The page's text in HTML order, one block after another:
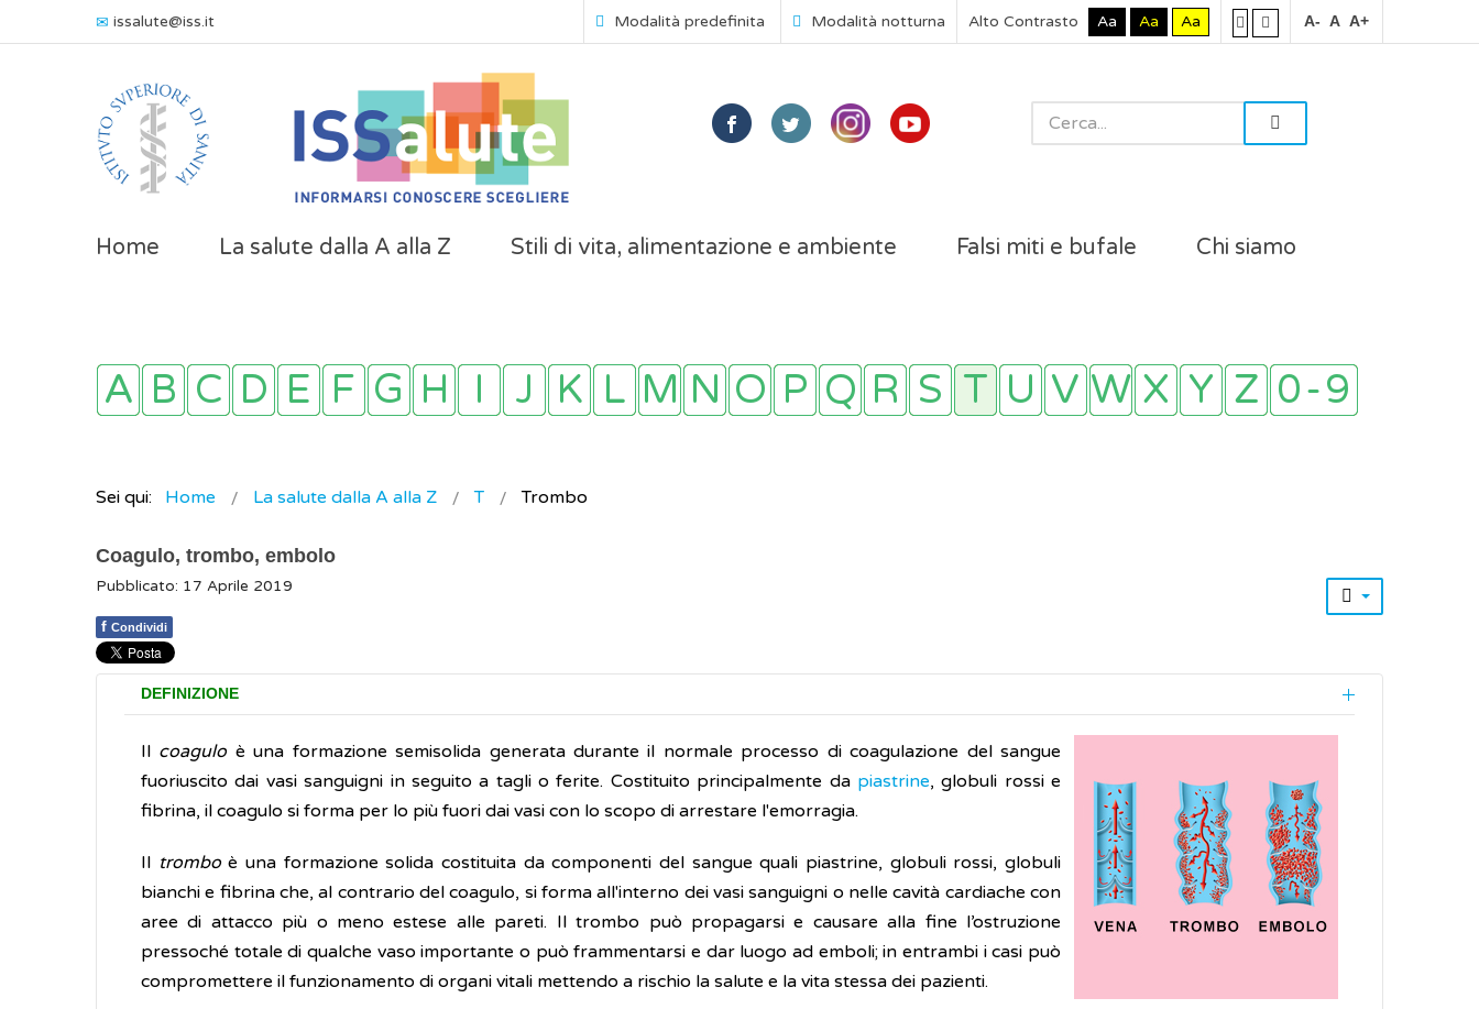
issalute@iss.it Modalità predefinita Modalità notturna Alto Contrasto Aa Aa Aa A- A A+
Home La salute dalla A alla Z Stili di vita, alimentazione e ambiente Falsi miti e bufale Chi siamo
Sei qui: Home La salute dalla A alla Z T Trombo
Coagulo, trombo, embolo
Pubblicato: 17 Aprile 2019
f Condividi
DEFINIZIONE
Il coaguloè una formazione semisolida generata durante il normale processo di coagulazione del sangue
fuoriuscito dai vasi sanguigni in seguito a tagli o ferite. Costituito principalmente da piastrine, globuli rossi e
fibrina, il coagulo si forma per lo più fuori dai vasi con lo scopo di arrestare l'emorragia.
Il tromboè una formazione solida costituita da componenti del sangue quali piastrine, globuli rossi, globuli
bianchi e fibrina che, al contrario del coagulo, si forma all'interno dei vasi sanguigni o nelle cavità cardiache con
aree di attacco più o meno estese alle pareti. Il trombo può propagarsi e causare alla fine l’ostruzione
pressoché totale di qualche vaso importante o può frammentarsi e dar luogo ad emboli; in entrambi i casi può
compromettere il funzionamento di organi vitali mettendo a rischio la salute e la vita stessa dei pazienti.